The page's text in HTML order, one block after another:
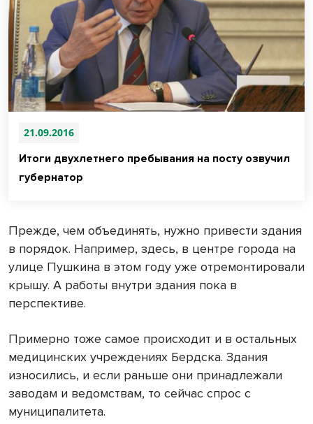
21.09.2016
Итоги двухлетнего пребывания на посту озвучил
губернатор
Прежде, чем объединять, нужно привести здания
в порядок. Например, здесь, в центре города на
улице Пушкина в этом году уже отремонтировали
крышу. А работы внутри здания пока в
перспективе.
Примерно тоже самое происходит и в остальных
медицинских учреждениях Бердска. Здания
износились, и если раньше они принадлежали
заводам и ведомствам, то сейчас спрос с
муниципалитета.